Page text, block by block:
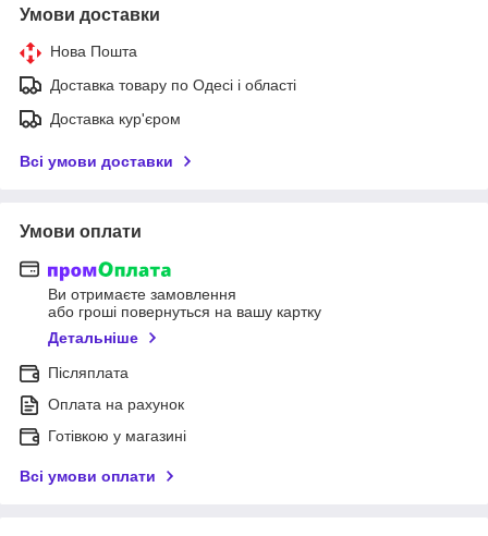
Умови доставки
Нова Пошта
Доставка товару по Одесі і області
Доставка кур'єром
Всі умови доставки
Умови оплати
Ви отримаєте замовлення
або гроші повернуться на вашу картку
Детальніше
Післяплата
Оплата на рахунок
Готівкою у магазині
Всі умови оплати